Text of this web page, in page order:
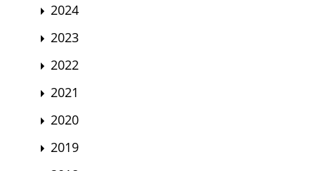
2024
2023
2022
2021
2020
2019